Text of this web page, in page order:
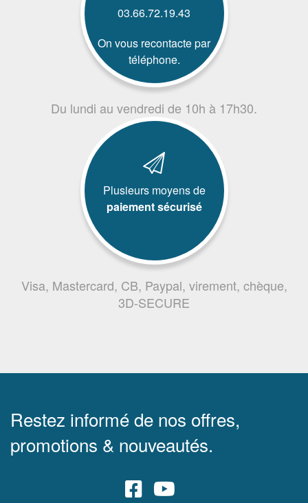
03.66.72.19.43
On vous recontacte par
téléphone.
Du lundi au vendredi de 10h à 17h30.
Plusieurs moyens de
paiement sécurisé
Visa, Mastercard, CB, Paypal, virement, chèque,
3D-SECURE
Restez informé de nos offres,
promotions & nouveautés.